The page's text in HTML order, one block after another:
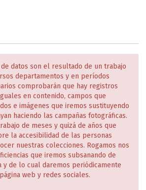
de datos son el resultado de un trabajo
departamentos y en períodos
comprobarán que hay registros
en contenido, campos que
e imágenes que iremos sustituyendo
haciendo las campañas fotográficas.
de meses y quizá de años que
la accesibilidad de las personas
nuestras colecciones. Rogamos nos
que iremos subsanando de
y de lo cual daremos periódicamente
web y redes sociales.